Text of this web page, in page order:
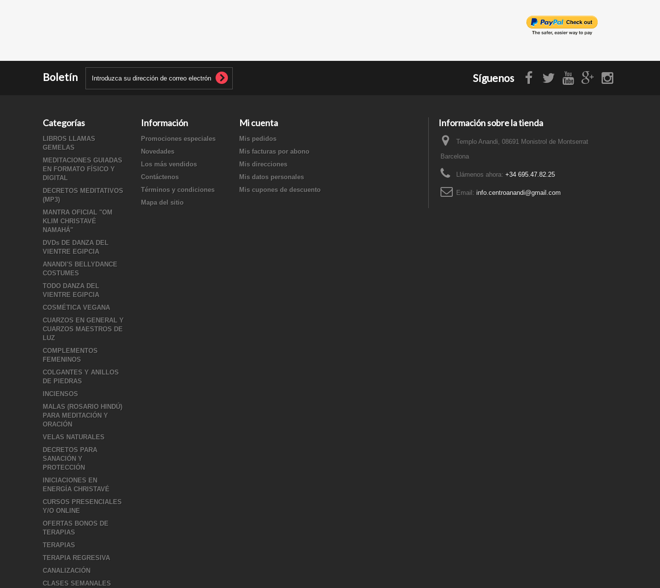
Boletín Síguenos
Categorías
LIBROS LLAMAS
GEMELAS
MEDITACIONES GUIADAS
EN FORMATO FÍSICO Y
DIGITAL
DECRETOS MEDITATIVOS
(MP3)
MANTRA OFICIAL "OM
KLIM CHRISTAVÉ
NAMAHÁ"
DVDs DE DANZA DEL
VIENTRE EGIPCIA
ANANDI'S BELLYDANCE
COSTUMES
TODO DANZA DEL
VIENTRE EGIPCIA
COSMÉTICA VEGANA
CUARZOS EN GENERAL Y
CUARZOS MAESTROS DE
LUZ
COMPLEMENTOS
FEMENINOS
COLGANTES Y ANILLOS
DE PIEDRAS
INCIENSOS
MALAS (ROSARIO HINDÚ)
PARA MEDITACIÓN Y
ORACIÓN
VELAS NATURALES
DECRETOS PARA
SANACIÓN Y
PROTECCIÓN
INICIACIONES EN
ENERGÍA CHRISTAVÉ
CURSOS PRESENCIALES
Y/O ONLINE
OFERTAS BONOS DE
TERAPIAS
TERAPIAS
TERAPIA REGRESIVA
CANALIZACIÓN
CLASES SEMANALES
Información
Promociones especiales
Novedades
Los más vendidos
Contáctenos
Términos y condiciones
Mapa del sitio
Mi cuenta
Mis pedidos
Mis facturas por abono
Mis direcciones
Mis datos personales
Mis cupones de descuento
Información sobre la tienda
Templo Anandi, 08691 Monistrol de Montserrat
Barcelona
Llámenos ahora: +34 695.47.82.25
Email: info.centroanandi@gmail.com